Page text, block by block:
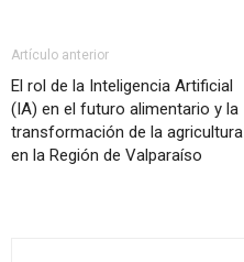
Artículo anterior
El rol de la Inteligencia Artificial
(IA) en el futuro alimentario y la
transformación de la agricultura
en la Región de Valparaíso